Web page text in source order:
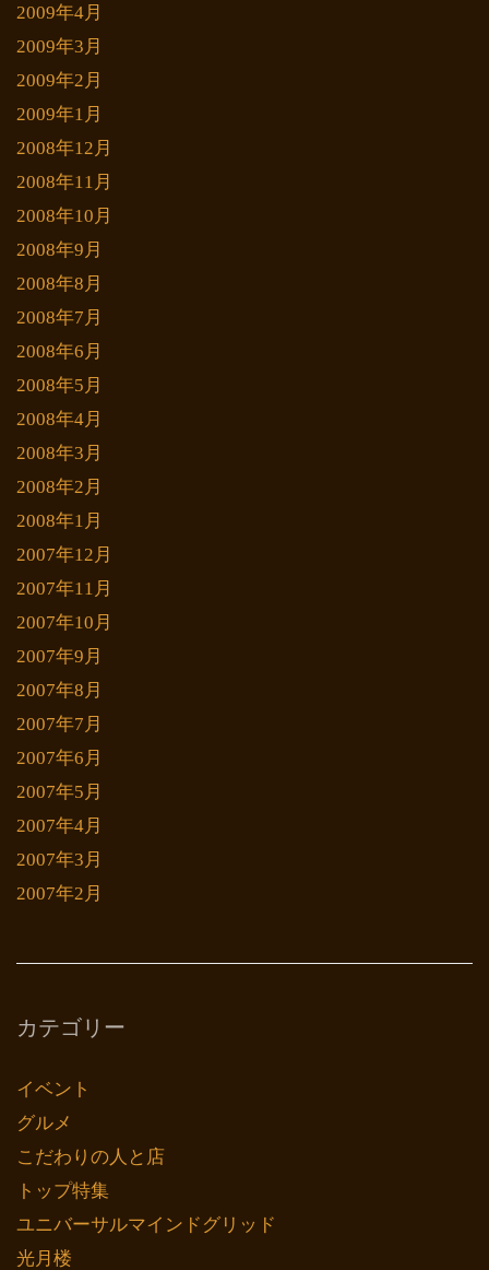
2009年4月
2009年3月
2009年2月
2009年1月
2008年12月
2008年11月
2008年10月
2008年9月
2008年8月
2008年7月
2008年6月
2008年5月
2008年4月
2008年3月
2008年2月
2008年1月
2007年12月
2007年11月
2007年10月
2007年9月
2007年8月
2007年7月
2007年6月
2007年5月
2007年4月
2007年3月
2007年2月
カテゴリー
イベント
グルメ
こだわりの人と店
トップ特集
ユニバーサルマインドグリッド
光月楼